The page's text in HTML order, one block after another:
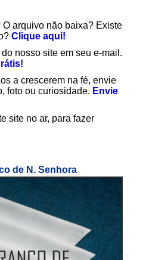
O arquivo não baixa? Existe
Clique aqui!
nosso site em seu e-mail.
a crescerem na fé, envie
foto ou curiosidade. Envie
site no ar, para fazer
de N. Senhora